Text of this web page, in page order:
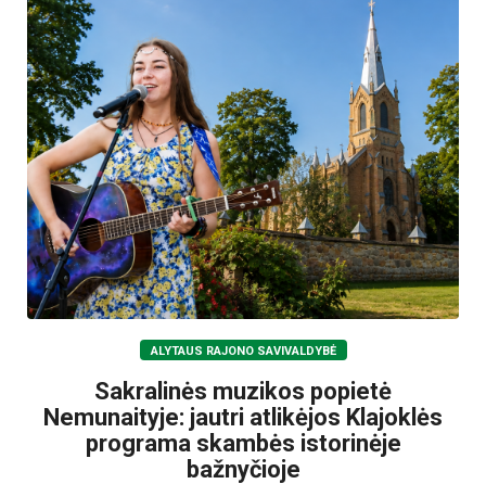
ALYTAUS RAJONO SAVIVALDYBĖ
Sakralinės muzikos popietė
Nemunaityje: jautri atlikėjos Klajoklės
programa skambės istorinėje
bažnyčioje